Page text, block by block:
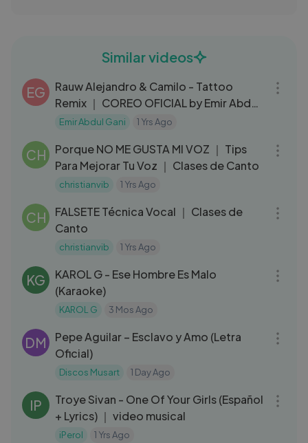
Similar videos
EG
Rauw Alejandro & Camilo - Tattoo
Remix ｜ COREO OFICIAL by Emir Abdul
Gani 🕺 [
Emir Abdul Gani 1 Yrs Ago
CH
Porque NO ME GUSTA MI VOZ ｜ Tips
Para Mejorar Tu Voz ｜ Clases de Canto
christianvib 1 Yrs Ago
CH
FALSETE Técnica Vocal ｜ Clases de
Canto
christianvib 1 Yrs Ago
KG
KAROL G - Ese Hombre Es Malo
(Karaoke)
KAROL G 3 Mos Ago
DM
Pepe Aguilar – Esclavo y Amo (Letra
Oficial)
Discos Musart 1 Day Ago
IP
Troye Sivan - One Of Your Girls (Español
+ Lyrics) ｜ video musical
iPerol 1 Yrs Ago